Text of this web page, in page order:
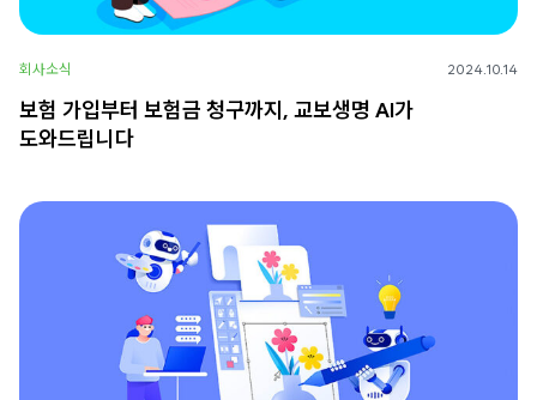
회사소식 2024.10.14
보험 가입부터 보험금 청구까지, 교보생명 AI가
도와드립니다